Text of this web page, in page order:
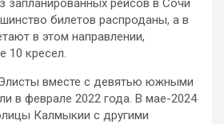
запланированных рейсов в Сочи
билетов распроданы, а в
в этом направлении,
10 кресел.
вместе с девятью южными
в феврале 2022 года. В мае-2024
Калмыкии с другими